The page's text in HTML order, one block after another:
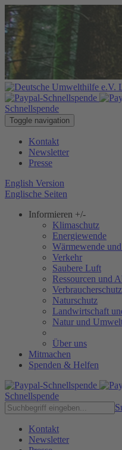
Schnellspende
Toggle navigation
Kontakt
Newsletter
Presse
English Version
Englische Seiten
Informieren +/-
Klimaschutz
Energiewende
Wärmewende
Verkehr
Saubere Luft
Ressourcen und
Verbraucherschutz
Naturschutz
Landwirtschaft
Natur und
Über uns
Mitmachen
Spenden & Helfen
Schnellspende
Kontakt
Newsletter